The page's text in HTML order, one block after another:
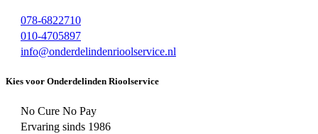
078-6822710
010-4705897
info@onderdelindenrioolservice.nl
Kies voor Onderdelinden Rioolservice
No Cure No Pay
Ervaring sinds 1986